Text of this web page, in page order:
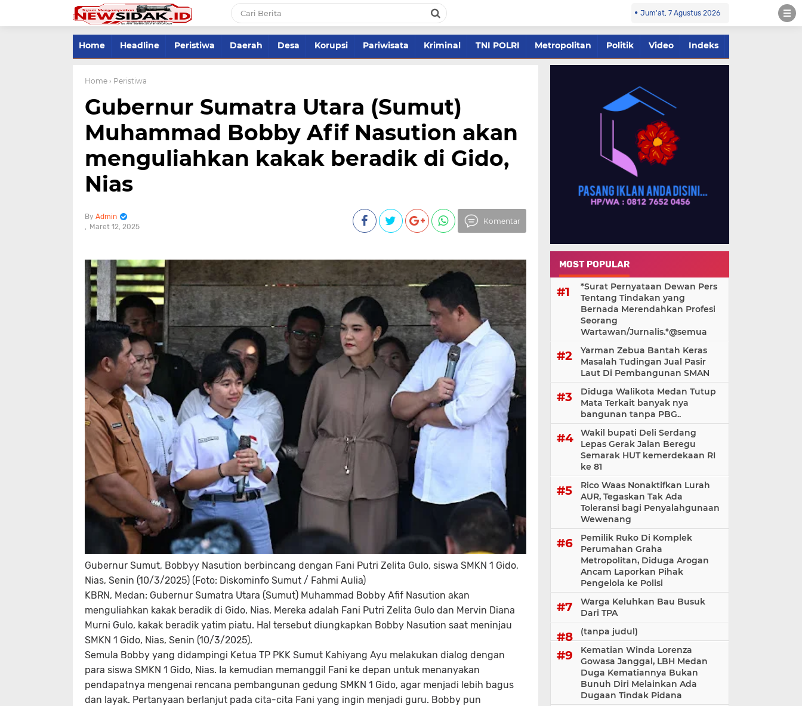
Jum'at, 7 Agustus 2026
Home Headline Peristiwa Daerah Desa Korupsi Pariwisata Kriminal TNI POLRI Metropolitan Politik Video Indeks
Home › Peristiwa
Gubernur Sumatra Utara (Sumut)
Muhammad Bobby Afif Nasution akan
menguliahkan kakak beradik di Gido,
Nias
Admin
Maret 12, 2025
Komentar
Gubernur Sumut, Bobbyy Nasution berbincang dengan Fani Putri Zelita Gulo, siswa SMKN 1 Gido,
Nias, Senin (10/3/2025) (Foto: Diskominfo Sumut / Fahmi Aulia)
KBRN, Medan: Gubernur Sumatra Utara (Sumut) Muhammad Bobby Afif Nasution akan
menguliahkan kakak beradik di Gido, Nias. Mereka adalah Fani Putri Zelita Gulo dan Mervin Diana
Murni Gulo, kakak beradik yatim piatu. Hal tersebut diungkapkan Bobby Nasution saat meninjau
SMKN 1 Gido, Nias, Senin (10/3/2025).
Semula Bobby yang didampingi Ketua TP PKK Sumut Kahiyang Ayu melakukan dialog dengan
para siswa SMKN 1 Gido, Nias. Ia kemudian memanggil Fani ke depan untuk menanyakan
pendapatnya mengenai rencana pembangunan gedung SMKN 1 Gido, agar menjadi lebih bagus
dan layak. Pertanyaan berlanjut pada cita-cita Fani yang ingin menjadi guru. Bobby pun
MOST POPULAR
*Surat Pernyataan Dewan Pers
Tentang Tindakan yang
Bernada Merendahkan Profesi
Seorang
Wartawan/Jurnalis.*@⁨semua
Yarman Zebua Bantah Keras
Masalah Tudingan Jual Pasir
Laut Di Pembangunan SMAN
Diduga Walikota Medan Tutup
Mata Terkait banyak nya
bangunan tanpa PBG..
Wakil bupati Deli Serdang
Lepas Gerak Jalan Beregu
Semarak HUT kemerdekaan RI
ke 81
Rico Waas Nonaktifkan Lurah
AUR, Tegaskan Tak Ada
Toleransi bagi Penyalahgunaan
Wewenang
Pemilik Ruko Di Komplek
Perumahan Graha
Metropolitan, Diduga Arogan
Ancam Laporkan Pihak
Pengelola ke Polisi
Warga Keluhkan Bau Busuk
Dari TPA
(tanpa judul)
Kematian Winda Lorenza
Gowasa Janggal, LBH Medan
Duga Kematiannya Bukan
Bunuh Diri Melainkan Ada
Dugaan Tindak Pidana